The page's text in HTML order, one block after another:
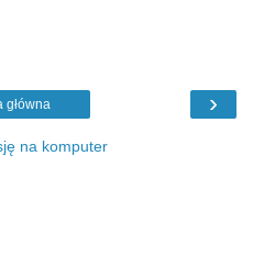
›
główna
na komputer